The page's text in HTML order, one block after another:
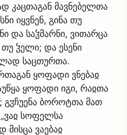
კაცთაგან მავნებელთა
იყვნენ, გინა თუ
და საჴმარნი, ვითარცა
ჴელი; და ესენი
საცთურთა.
ყოფადი ვნებაჲ
ყოფადი იგი, რაჲთა
გჳჩუენა ბოროტთა მათ
სოფელსა
მისცა ვაებაჲ